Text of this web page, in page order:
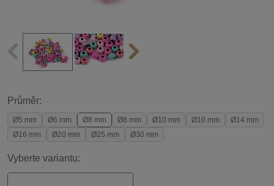
Průměr:
Ø5 mm Ø6 mm Ø8 mm Ø8 mm Ø10 mm Ø10 mm
Ø14 mm
Ø16 mm
Ø20 mm Ø25 mm Ø30 mm
Vyberte variantu: